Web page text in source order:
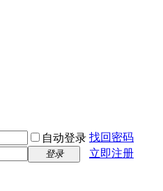
自动登录 找回密码
登录 立即注册